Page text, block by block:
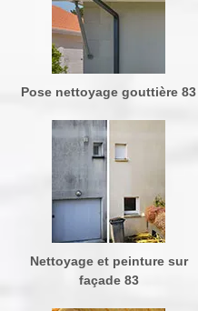
Pose nettoyage gouttière 83
Nettoyage et peinture sur
façade 83